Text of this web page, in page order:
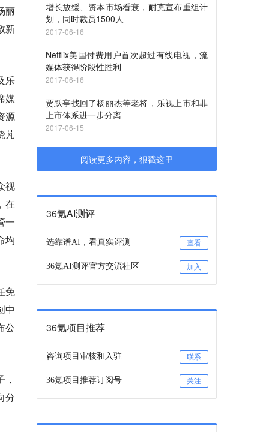
丽
新
乐
媒
源
芃
视
在
一
均
免
中
公
分
增长放缓、资本市场看衰，耐克宣布重组计
划，同时裁员1500人
2017-06-16
Netflix美国付费用户首次超过有线电视，流
媒体获得阶段性胜利
2017-06-16
贾跃亭找回了杨丽杰等老将，乐视上市和非
上市体系进一步分离
2017-06-15
阅读更多内容，狠戳这里
36氪AI测评
选靠谱AI，看真实评测 查看
36氪AI测评官方交流社区 加入
36氪项目推荐
咨询项目审核和入驻 联系
36氪项目推荐订阅号 关注